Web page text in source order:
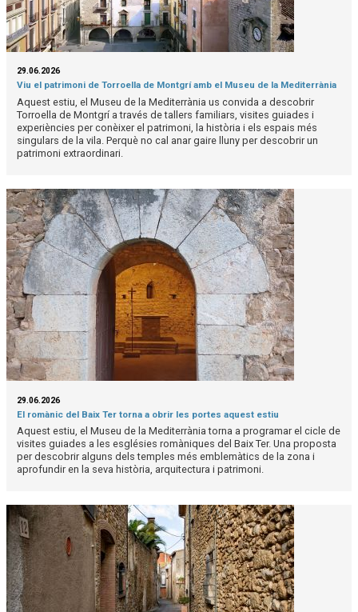
29.06.2026
Viu el patrimoni de Torroella de Montgrí amb el Museu de la Mediterrània
Aquest estiu, el Museu de la Mediterrània us convida a descobrir
Torroella de Montgrí a través de tallers familiars, visites guiades i
experiències per conèixer el patrimoni, la història i els espais més
singulars de la vila. Perquè no cal anar gaire lluny per descobrir un
patrimoni extraordinari.
29.06.2026
El romànic del Baix Ter torna a obrir les portes aquest estiu
Aquest estiu, el Museu de la Mediterrània torna a programar el cicle de
visites guiades a les esglésies romàniques del Baix Ter. Una proposta
per descobrir alguns dels temples més emblemàtics de la zona i
aprofundir en la seva història, arquitectura i patrimoni.